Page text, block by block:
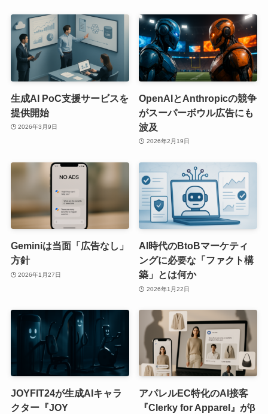
生成AI PoC支援サービスを
提供開始
2026年3月9日
OpenAIとAnthropicの競争
がスーパーボウル広告にも
波及
2026年2月19日
Geminiは当面「広告なし」
方針
2026年1月27日
AI時代のBtoBマーケティ
ングに必要な「ファクト構
築」とは何か
2026年1月22日
JOYFIT24が生成AIキャラ
クター『JOY
アパレルEC特化のAI接客
『Clerky for Apparel』がβ